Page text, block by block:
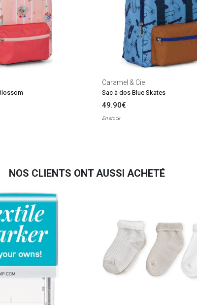
Caramel & Cie
Sac à dos Blue Skates
49.90€
En stock
NOS CLIENTS ONT AUSSI ACHETÉ